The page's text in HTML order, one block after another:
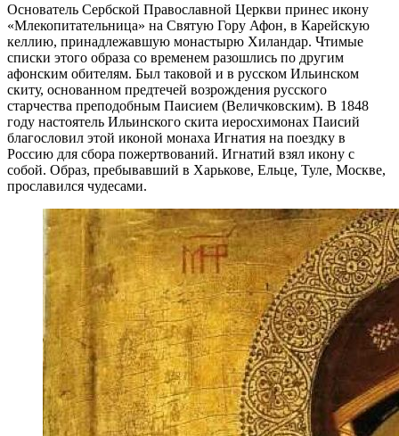
Основатель Сербской Православной Церкви принес икону
«Млекопитательница» на Святую Гору Афон, в Карейскую
келлию, принадлежавшую монастырю Хиландар. Чтимые
списки этого образа со временем разошлись по другим
афонским обителям. Был таковой и в русском Ильинском
скиту, основанном предтечей возрождения русского
старчества преподобным Паисием (Величковским). В 1848
году настоятель Ильинского скита иеросхимонах Паисий
благословил этой иконой монаха Игнатия на поездку в
Россию для сбора пожертвований. Игнатий взял икону с
собой. Образ, пребывавший в Харькове, Ельце, Туле, Москве,
прославился чудесами.